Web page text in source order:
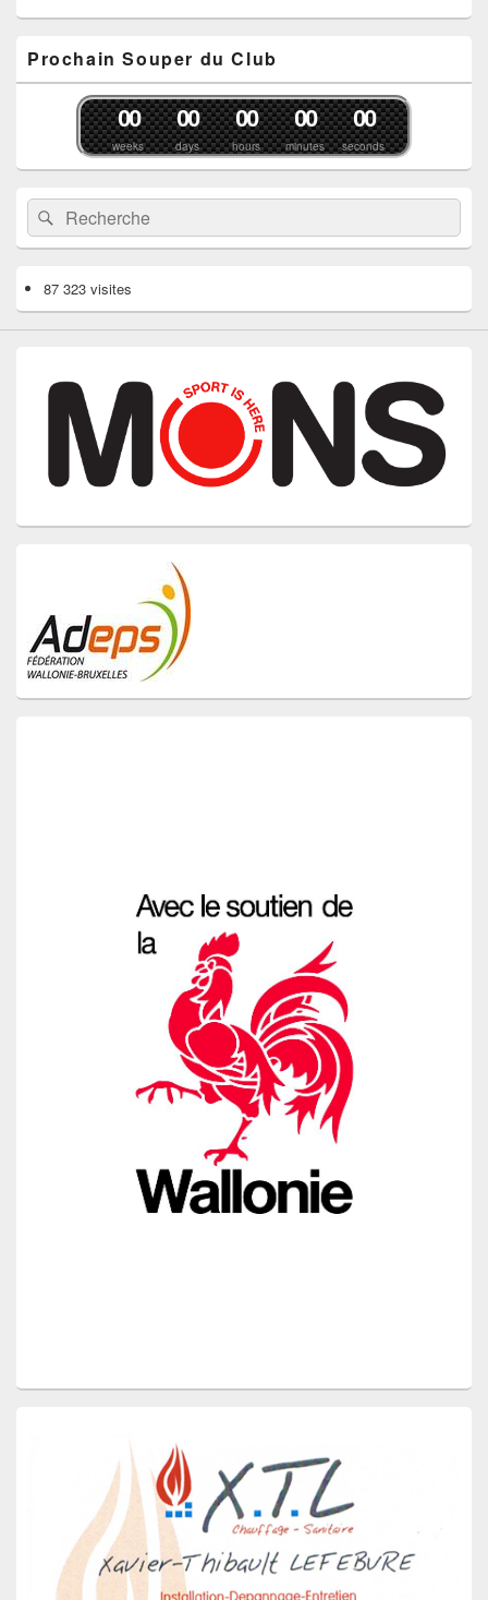
ê
e
Prochain Souper du Club
weeks
00
days
00
hours
00
minutes
00
seconds
00
Recherche :Rechercher
87 323 visites